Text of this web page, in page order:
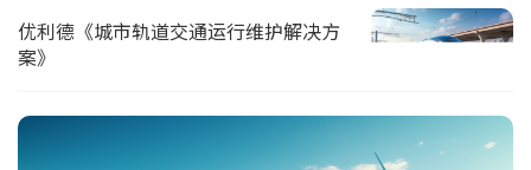
优利德《城市轨道交通运行维护解决方
案》